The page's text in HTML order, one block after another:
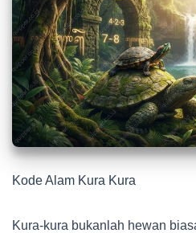
Kode Alam Kura Kura
Kura-kura bukanlah hewan